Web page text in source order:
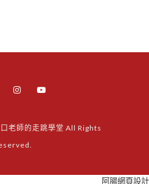
老師的走跳學堂 All Rights
阿腸網頁設計